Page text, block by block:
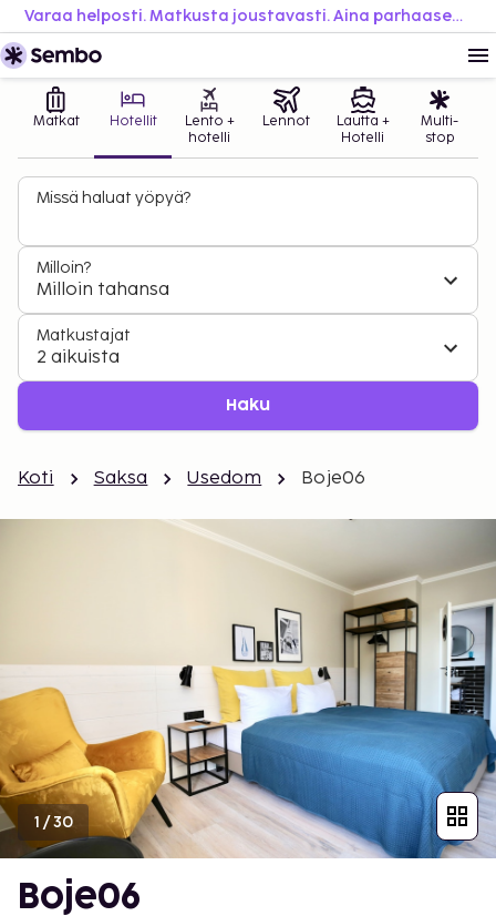
Varaa helposti. Matkusta joustavasti. Aina parhaaseen hintaan.
Matkat Hotellit
Lento +
hotelli
Lennot
Lautta +
Hotelli
Multi-
stop
Missä haluat yöpyä?
Milloin?
Milloin tahansa
Matkustajat
2 aikuista
Haku
Koti Saksa Usedom Boje06
1 /30
Boje06